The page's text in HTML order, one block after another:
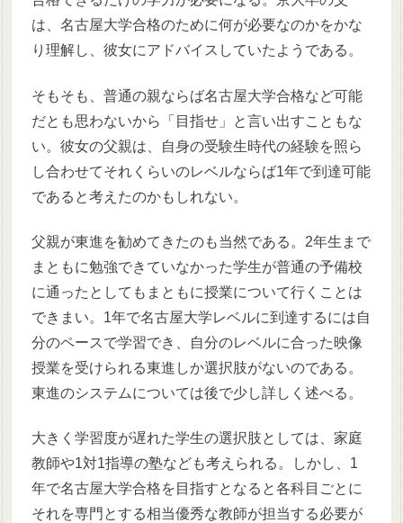
は、名古屋大学合格のために何が必要なのかをかな
り理解し、彼女にアドバイスしていたようである。
そもそも、普通の親ならば名古屋大学合格など可能
だとも思わないから「目指せ」と言い出すこともな
い。彼女の父親は、自身の受験生時代の経験を照ら
し合わせてそれくらいのレベルならば1年で到達可能
であると考えたのかもしれない。
父親が東進を勧めてきたのも当然である。2年生まで
まともに勉強できていなかった学生が普通の予備校
に通ったとしてもまともに授業について行くことは
できまい。1年で名古屋大学レベルに到達するには自
分のペースで学習でき、自分のレベルに合った映像
授業を受けられる東進しか選択肢がないのである。
東進のシステムについては後で少し詳しく述べる。
大きく学習度が遅れた学生の選択肢としては、家庭
教師や1対1指導の塾なども考えられる。しかし、1
年で名古屋大学合格を目指すとなると各科目ごとに
それを専門とする相当優秀な教師が担当する必要が